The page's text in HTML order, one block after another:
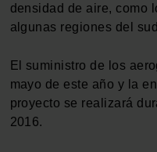
densidad de aire, como
algunas regiones del
El suministro de los
mayo de este año y la
proyecto se realizará
2016.